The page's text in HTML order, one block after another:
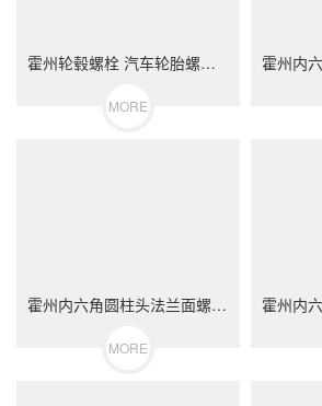
霍州轮毂螺栓 汽车轮胎螺丝 不锈钢（304/316）碳钢 合金钢
MORE
霍州内六角圆柱头法兰面螺栓 不锈钢（304/316）碳钢 合金钢
MORE